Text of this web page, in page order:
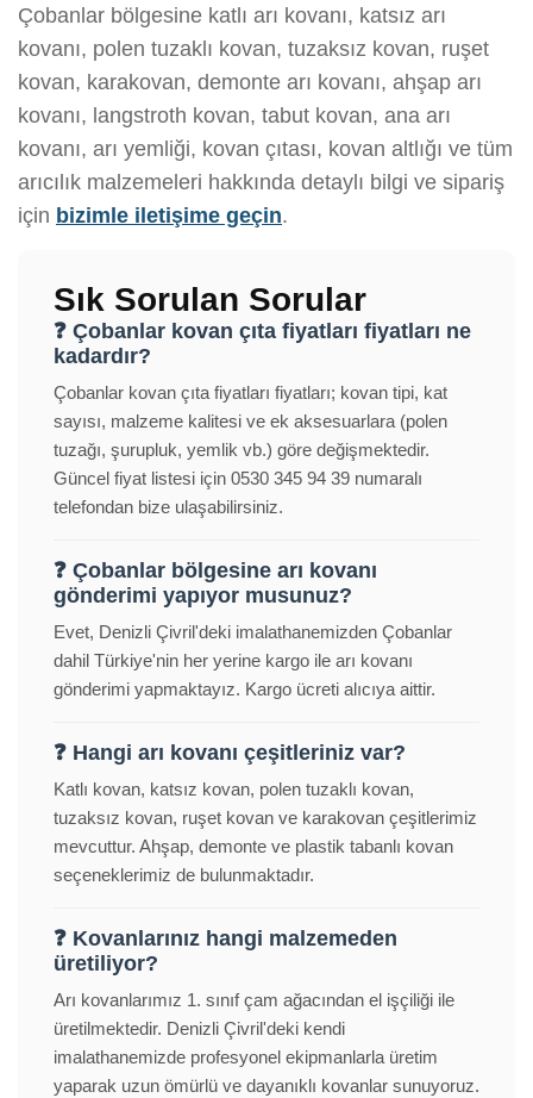
Çobanlar bölgesine katlı arı kovanı, katsız arı
kovanı, polen tuzaklı kovan, tuzaksız kovan, ruşet
kovan, karakovan, demonte arı kovanı, ahşap arı
kovanı, langstroth kovan, tabut kovan, ana arı
kovanı, arı yemliği, kovan çıtası, kovan altlığı ve tüm
arıcılık malzemeleri hakkında detaylı bilgi ve sipariş
için bizimle iletişime geçin.
Sık Sorulan Sorular
❓ Çobanlar kovan çıta fiyatları fiyatları ne
kadardır?
Çobanlar kovan çıta fiyatları fiyatları; kovan tipi, kat
sayısı, malzeme kalitesi ve ek aksesuarlara (polen
tuzağı, şurupluk, yemlik vb.) göre değişmektedir.
Güncel fiyat listesi için 0530 345 94 39 numaralı
telefondan bize ulaşabilirsiniz.
❓ Çobanlar bölgesine arı kovanı
gönderimi yapıyor musunuz?
Evet, Denizli Çivril'deki imalathanemizden Çobanlar
dahil Türkiye'nin her yerine kargo ile arı kovanı
gönderimi yapmaktayız. Kargo ücreti alıcıya aittir.
❓ Hangi arı kovanı çeşitleriniz var?
Katlı kovan, katsız kovan, polen tuzaklı kovan,
tuzaksız kovan, ruşet kovan ve karakovan çeşitlerimiz
mevcuttur. Ahşap, demonte ve plastik tabanlı kovan
seçeneklerimiz de bulunmaktadır.
❓ Kovanlarınız hangi malzemeden
üretiliyor?
Arı kovanlarımız 1. sınıf çam ağacından el işçiliği ile
üretilmektedir. Denizli Çivril'deki kendi
imalathanemizde profesyonel ekipmanlarla üretim
yaparak uzun ömürlü ve dayanıklı kovanlar sunuyoruz.